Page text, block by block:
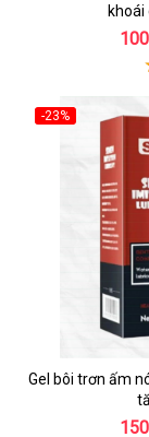
khoái
-23%
Gel bôi trơn ấm